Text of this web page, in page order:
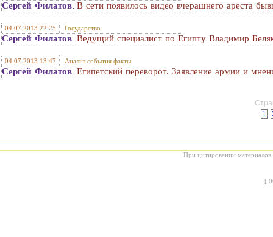
Сергей Филатов: В сети появилось видео вчерашнего ареста
04.07.2013 22:25 Государство
Сергей Филатов: Ведущий специалист по Египту Владимир
04.07.2013 13:47 Анализ события факты
Сергей Филатов: Египетский переворот. Заявление армии и
1
При цитировании материалов
[